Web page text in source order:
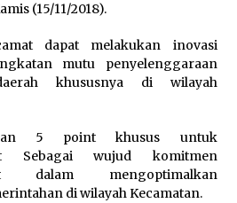
2026
Air Tanpa Pemakaian,
Ada Transisi Panjang
2026
PAUD Diperkuat, Tangsel
(15/11/2018).
dapat melakukan inovasi
mutu penyelenggaraan
khususnya di wilayah
5 point khusus untuk
Sebagai wujud komitmen
dalam mengoptimalkan
di wilayah Kecamatan.